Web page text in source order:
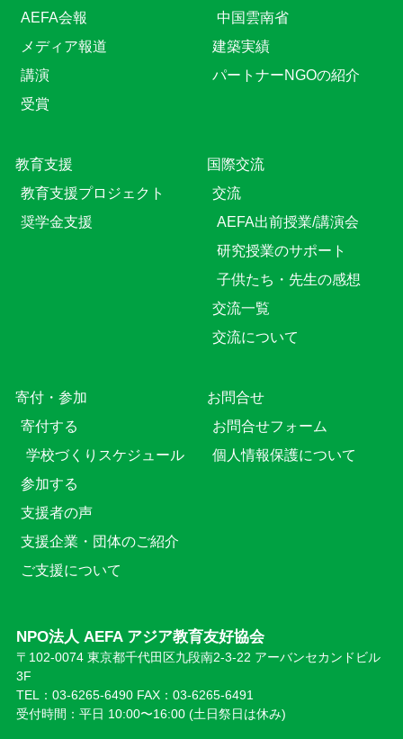
AEFA会報
メディア報道
講演
受賞
中国雲南省
建築実績
パートナーNGOの紹介
教育⽀援
教育⽀援プロジェクト
奨学金支援
国際交流
交流
AEFA出前授業/講演会
研究授業のサポート
子供たち・先生の感想
交流一覧
交流について
寄付・参加
寄付する
学校づくりスケジュール
参加する
支援者の声
支援企業・団体のご紹介
ご支援について
お問合せ
お問合せフォーム
個人情報保護について
NPO法人 AEFA アジア教育友好協会
〒102-0074 東京都千代田区九段南2-3-22 アーバンセカンドビル
3F
TEL：03-6265-6490 FAX：03-6265-6491
受付時間：平日 10:00〜16:00 (⼟日祭日は休み)